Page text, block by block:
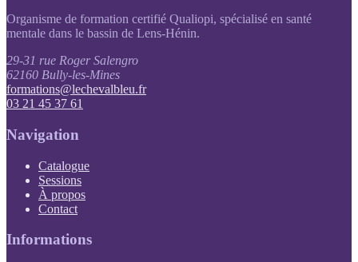
Organisme de formation certifié Qualiopi, spécialisé en santé
mentale dans le bassin de Lens-Hénin.
29-31 rue Roger Salengro
62160 Bully-les-Mines
formations@lechevalbleu.fr
03 21 45 37 61
Navigation
Catalogue
Sessions
À propos
Contact
Informations